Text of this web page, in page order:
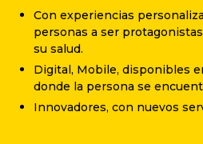
Con experiencias
personas a ser
su salud.
Digital, Mobile, disponibles
donde la persona se
Innovadores, con nuevos